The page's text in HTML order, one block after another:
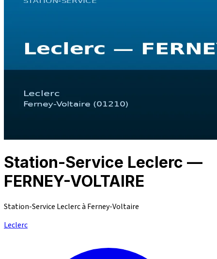
Station-Service Leclerc —
FERNEY-VOLTAIRE
Station-Service Leclerc à Ferney-Voltaire
Leclerc